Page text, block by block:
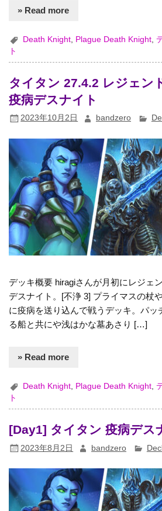
» Read more
Death Knight Plague Death Knight ,
ト
タイタン 27.4.2 レジェン
疫病デスナイト
2023年10月2日 bandzero
デッキ概要 hiragiさんが月初にレジェ
デスナイト。[不浄 3] プライマスの杖
に疫病を送り込んで戦うデッキ。パッ
る船と共にや浅はかな墓あさり […]
» Read more
Death Knight Plague Death Knight ,
ト
[Day1] タイタン 疫病デス
2023年8月2日 bandzero